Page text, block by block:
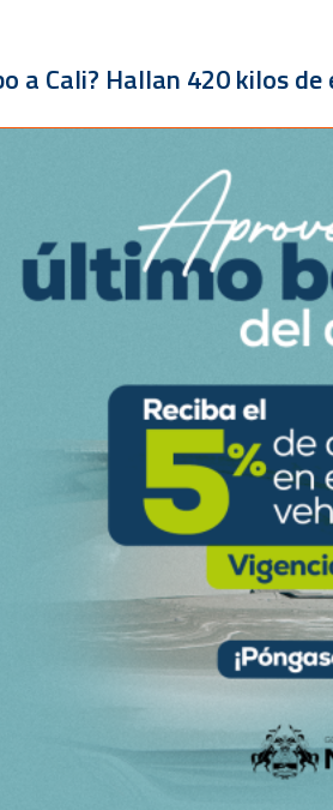
a Cali? Hallan 420 kilos